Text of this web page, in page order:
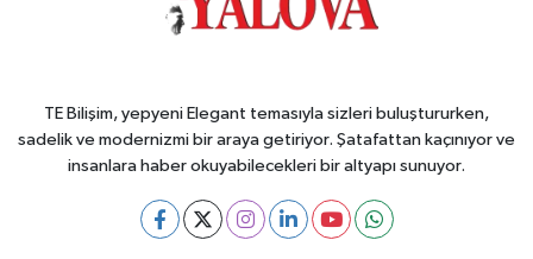
TE Bilişim, yepyeni Elegant temasıyla sizleri buluştururken,
sadelik ve modernizmi bir araya getiriyor. Şatafattan kaçınıyor ve
insanlara haber okuyabilecekleri bir altyapı sunuyor.